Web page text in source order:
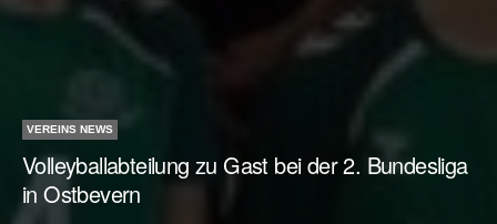
VEREINS NEWS
Volleyballabteilung zu Gast bei der 2. Bundesliga
in Ostbevern